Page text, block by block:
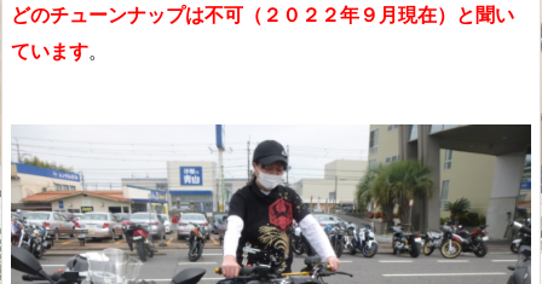
どのチューンナップは不可（２０２２年９月現在）と聞い
ています。